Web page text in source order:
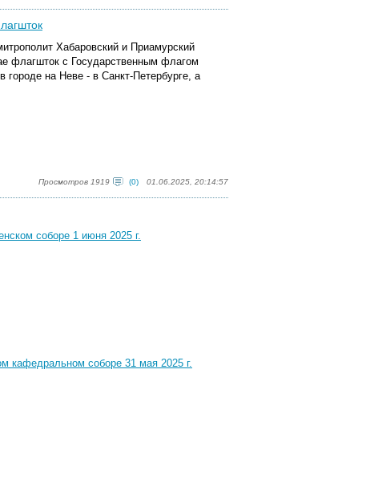
Хабаровский и Приамурский
флагшток с Государственным флагом
городе на Неве - в Санкт-Петербурге, а
Просмотров 1919 (0) 01.06.2025, 20:14:57
соборе 1 июня 2025 г.
кафедральном соборе 31 мая 2025 г.